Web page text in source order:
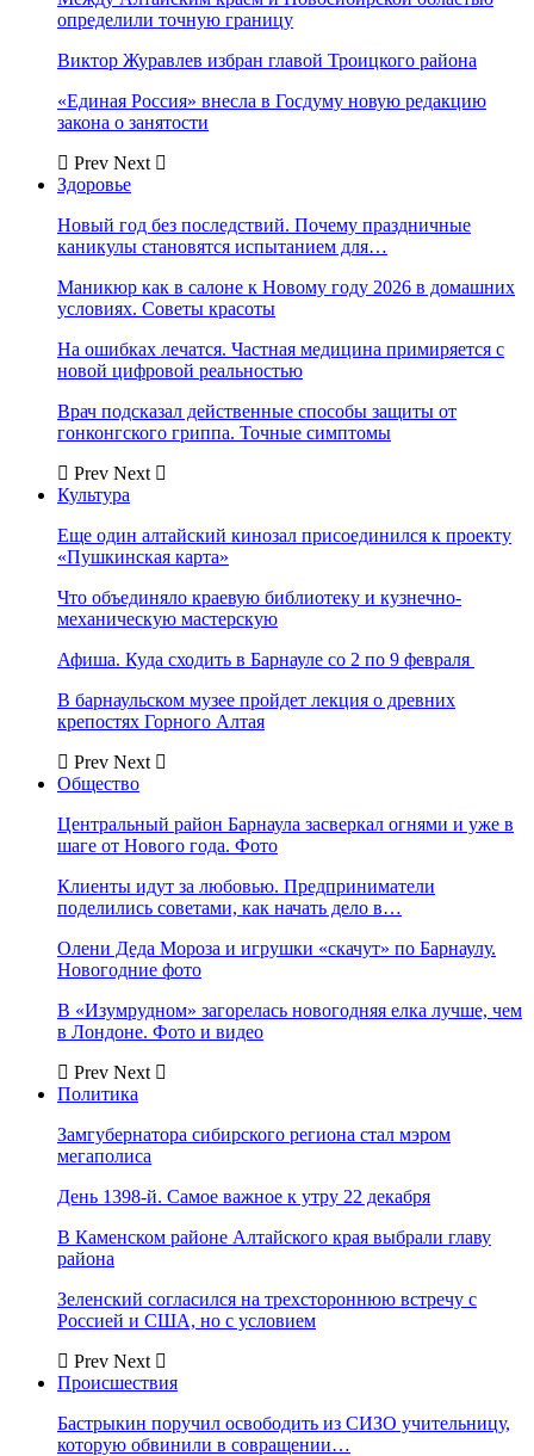
определили точную границу
Виктор Журавлев избран главой Троицкого района
«Единая Россия» внесла в Госдуму новую редакцию
закона о занятости
Prev Next
Здоровье
Новый год без последствий. Почему праздничные
каникулы становятся испытанием для…
Маникюр как в салоне к Новому году 2026 в домашних
условиях. Советы красоты
На ошибках лечатся. Частная медицина примиряется с
новой цифровой реальностью
Врач подсказал действенные способы защиты от
гонконгского гриппа. Точные симптомы
Prev Next
Культура
Еще один алтайский кинозал присоединился к проекту
«Пушкинская карта»
Что объединяло краевую библиотеку и кузнечно-
механическую мастерскую
Афиша. Куда сходить в Барнауле со 2 по 9 февраля
В барнаульском музее пройдет лекция о древних
крепостях Горного Алтая
Prev Next
Общество
Центральный район Барнаула засверкал огнями и уже в
шаге от Нового года. Фото
Клиенты идут за любовью. Предприниматели
поделились советами, как начать дело в…
Олени Деда Мороза и игрушки «скачут» по Барнаулу.
Новогодние фото
В «Изумрудном» загорелась новогодняя елка лучше, чем
в Лондоне. Фото и видео
Prev Next
Политика
Замгубернатора сибирского региона стал мэром
мегаполиса
День 1398-й. Самое важное к утру 22 декабря
В Каменском районе Алтайского края выбрали главу
района
Зеленский согласился на трехстороннюю встречу с
Россией и США, но с условием
Prev Next
Происшествия
Бастрыкин поручил освободить из СИЗО учительницу,
которую обвинили в совращении…